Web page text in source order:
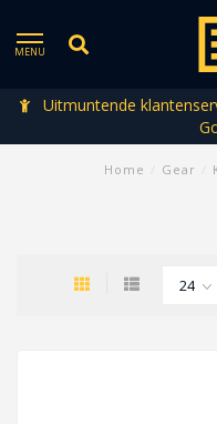
MENU
Uitmuntende
Home Gear